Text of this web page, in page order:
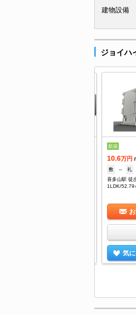
建物設備
ジョイハ
新築
10.6万円
敷
-- 礼
喜多山駅 徒
1LDK/52.79
気